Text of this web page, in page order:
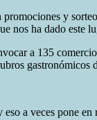
y
nos ha dado este
a 135
a veces pone